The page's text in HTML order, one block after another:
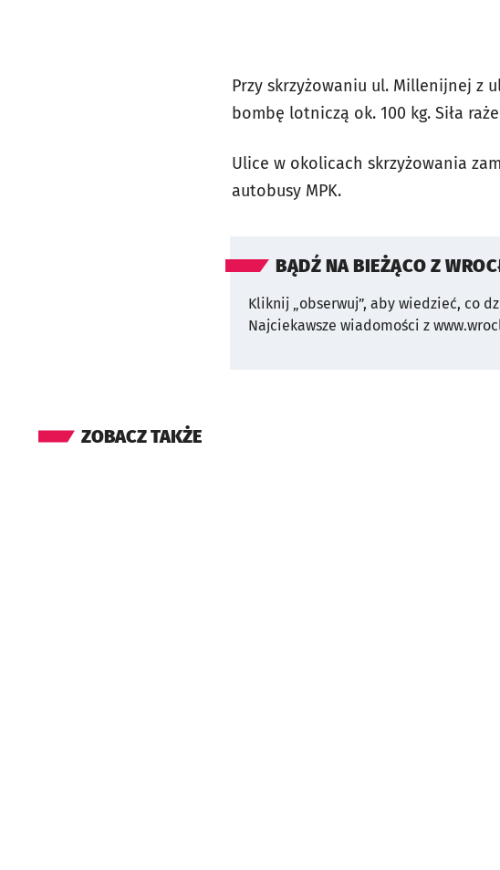
Przy skrzyżowaniu ul. Millenijnej z
bombę lotniczą ok. 100 kg. Siła
Ulice w okolicach skrzyżowania
autobusy MPK.
BĄDŹ NA BIEŻĄCO Z
Kliknij „obserwuj”, aby wiedzieć, co
Najciekawsze wiadomości z
ZOBACZ TAKŻE